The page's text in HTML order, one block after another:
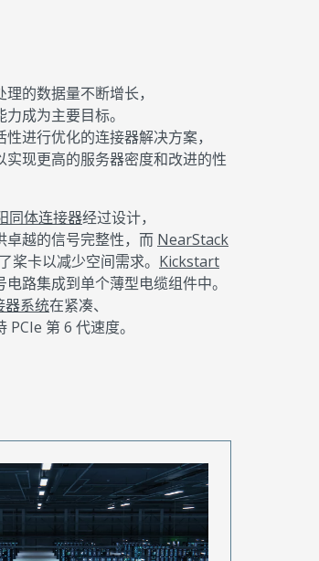
的数据量不断增长，
成为主要目标。
进行优化的连接器解决方案，
现更高的服务器密度和改进的性
同体连接器经过设计，
卓越的信号完整性，而 NearStack
桨卡以减少空间需求。 Kickstart
路集成到单个薄型电缆组件中。
器系统在紧凑、
第 6 代速度。